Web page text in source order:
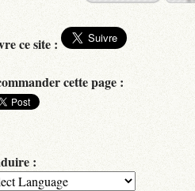
ce site :
cette page :
: